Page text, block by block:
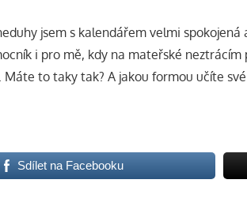
jsem s kalendářem velmi spokojená
i pro mě, kdy na mateřské neztrácím
Máte to taky tak? A jakou formou učíte
Sdílet na Facebooku